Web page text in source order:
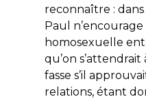
reconnaître :
Paul
homosexuelle
qu’on s’attendrait
fasse s’il
relations, étant